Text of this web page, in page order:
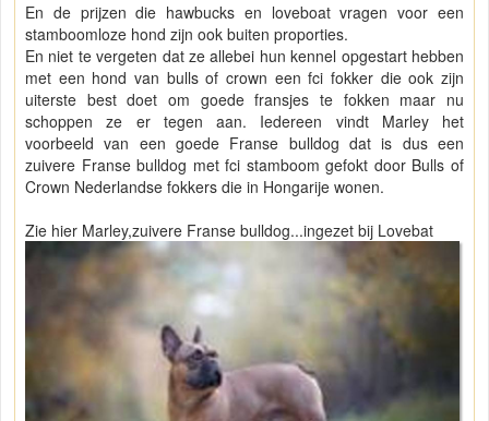
En de prijzen die hawbucks en loveboat vragen voor een
stamboomloze hond zijn ook buiten proporties.
En niet te vergeten dat ze allebei hun kennel opgestart hebben
met een hond van bulls of crown een fci fokker die ook zijn
uiterste best doet om goede fransjes te fokken maar nu
schoppen ze er tegen aan. Iedereen vindt Marley het
voorbeeld van een goede Franse bulldog dat is dus een
zuivere Franse bulldog met fci stamboom gefokt door Bulls of
Crown Nederlandse fokkers die in Hongarije wonen.
Zie hier Marley,zuivere Franse bulldog...ingezet bij Lovebat